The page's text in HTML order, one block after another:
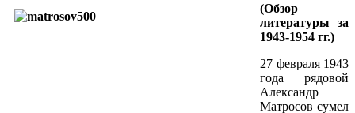
(Обзор
литературы за
1943-1954 гг.)
27 февраля 1943
года рядовой
Александр
Матросов сумел